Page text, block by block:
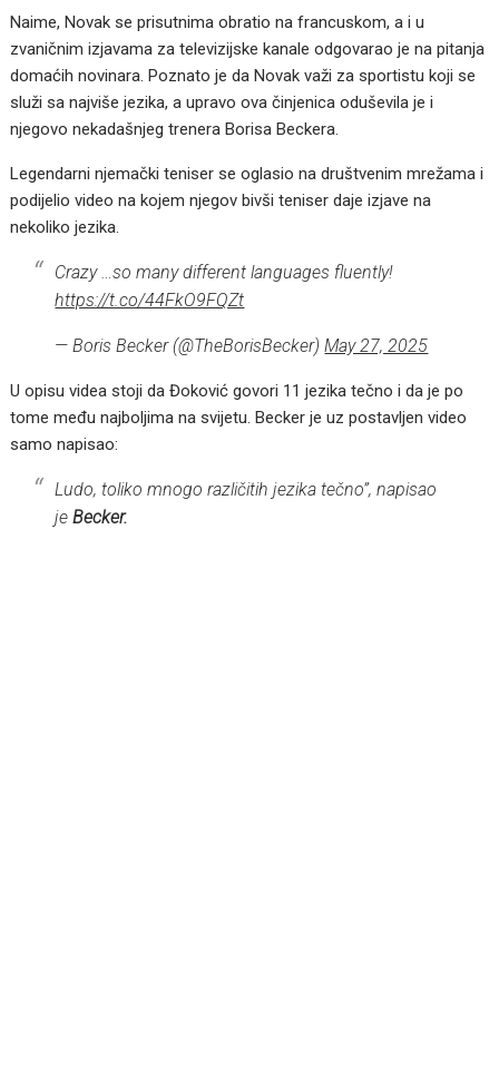
Naime, Novak se prisutnima obratio na francuskom, a i u
zvaničnim izjavama za televizijske kanale odgovarao je na pitanja
domaćih novinara. Poznato je da Novak važi za sportistu koji se
služi sa najviše jezika, a upravo ova činjenica oduševila je i
njegovo nekadašnjeg trenera Borisa Beckera.
Legendarni njemački teniser se oglasio na društvenim mrežama i
podijelio video na kojem njegov bivši teniser daje izjave na
nekoliko jezika.
Crazy …so many different languages fluently!
https://t.co/44FkO9FQZt
— Boris Becker (@TheBorisBecker)May 27, 2025
U opisu videa stoji da Đoković govori 11 jezika tečno i da je po
tome među najboljima na svijetu. Becker je uz postavljen video
samo napisao:
Ludo, toliko mnogo različitih jezika tečno”, napisao
jeBecker.